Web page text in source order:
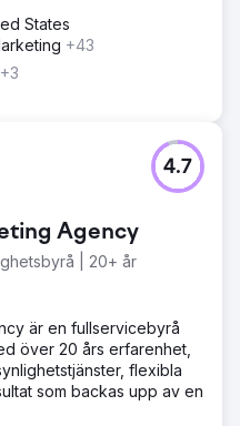
States
+43
+3
Agency
| 20+ år
4.7
är en fullservicebyrå
över 20 års erfarenhet,
flexibla
som backas upp av en